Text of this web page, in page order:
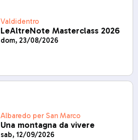
Valdidentro
LeAltreNote Masterclass 2026
dom, 23/08/2026
Albaredo per San Marco
Una montagna da vivere
sab, 12/09/2026